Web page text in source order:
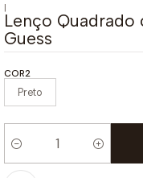
|
Lenço
Guess
COR2
Preto
Quantidade